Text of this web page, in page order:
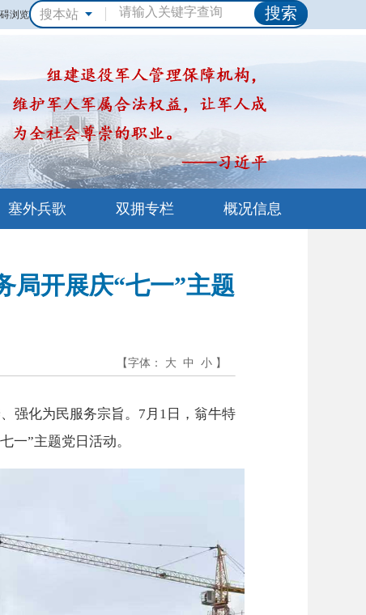
搜本站
浏览
塞外兵歌 双拥专栏 概况信息
局开展庆“七一”主题
【字体： 大 中 小 】
强化为民服务宗旨。7月1日，翁牛特
一”主题党日活动。